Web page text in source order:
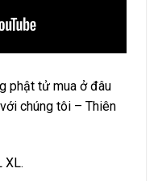
phật tử mua ở đâu
chúng tôi – Thiên
XL.